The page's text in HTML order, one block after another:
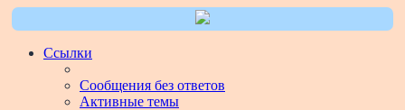
Ссылки
Сообщения без ответов
Активные темы